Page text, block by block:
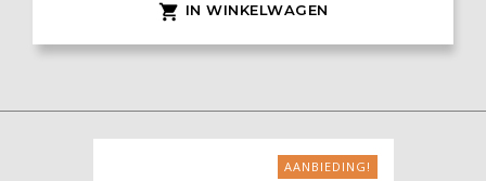
 IN WINKELWAGEN
AANBIEDING!